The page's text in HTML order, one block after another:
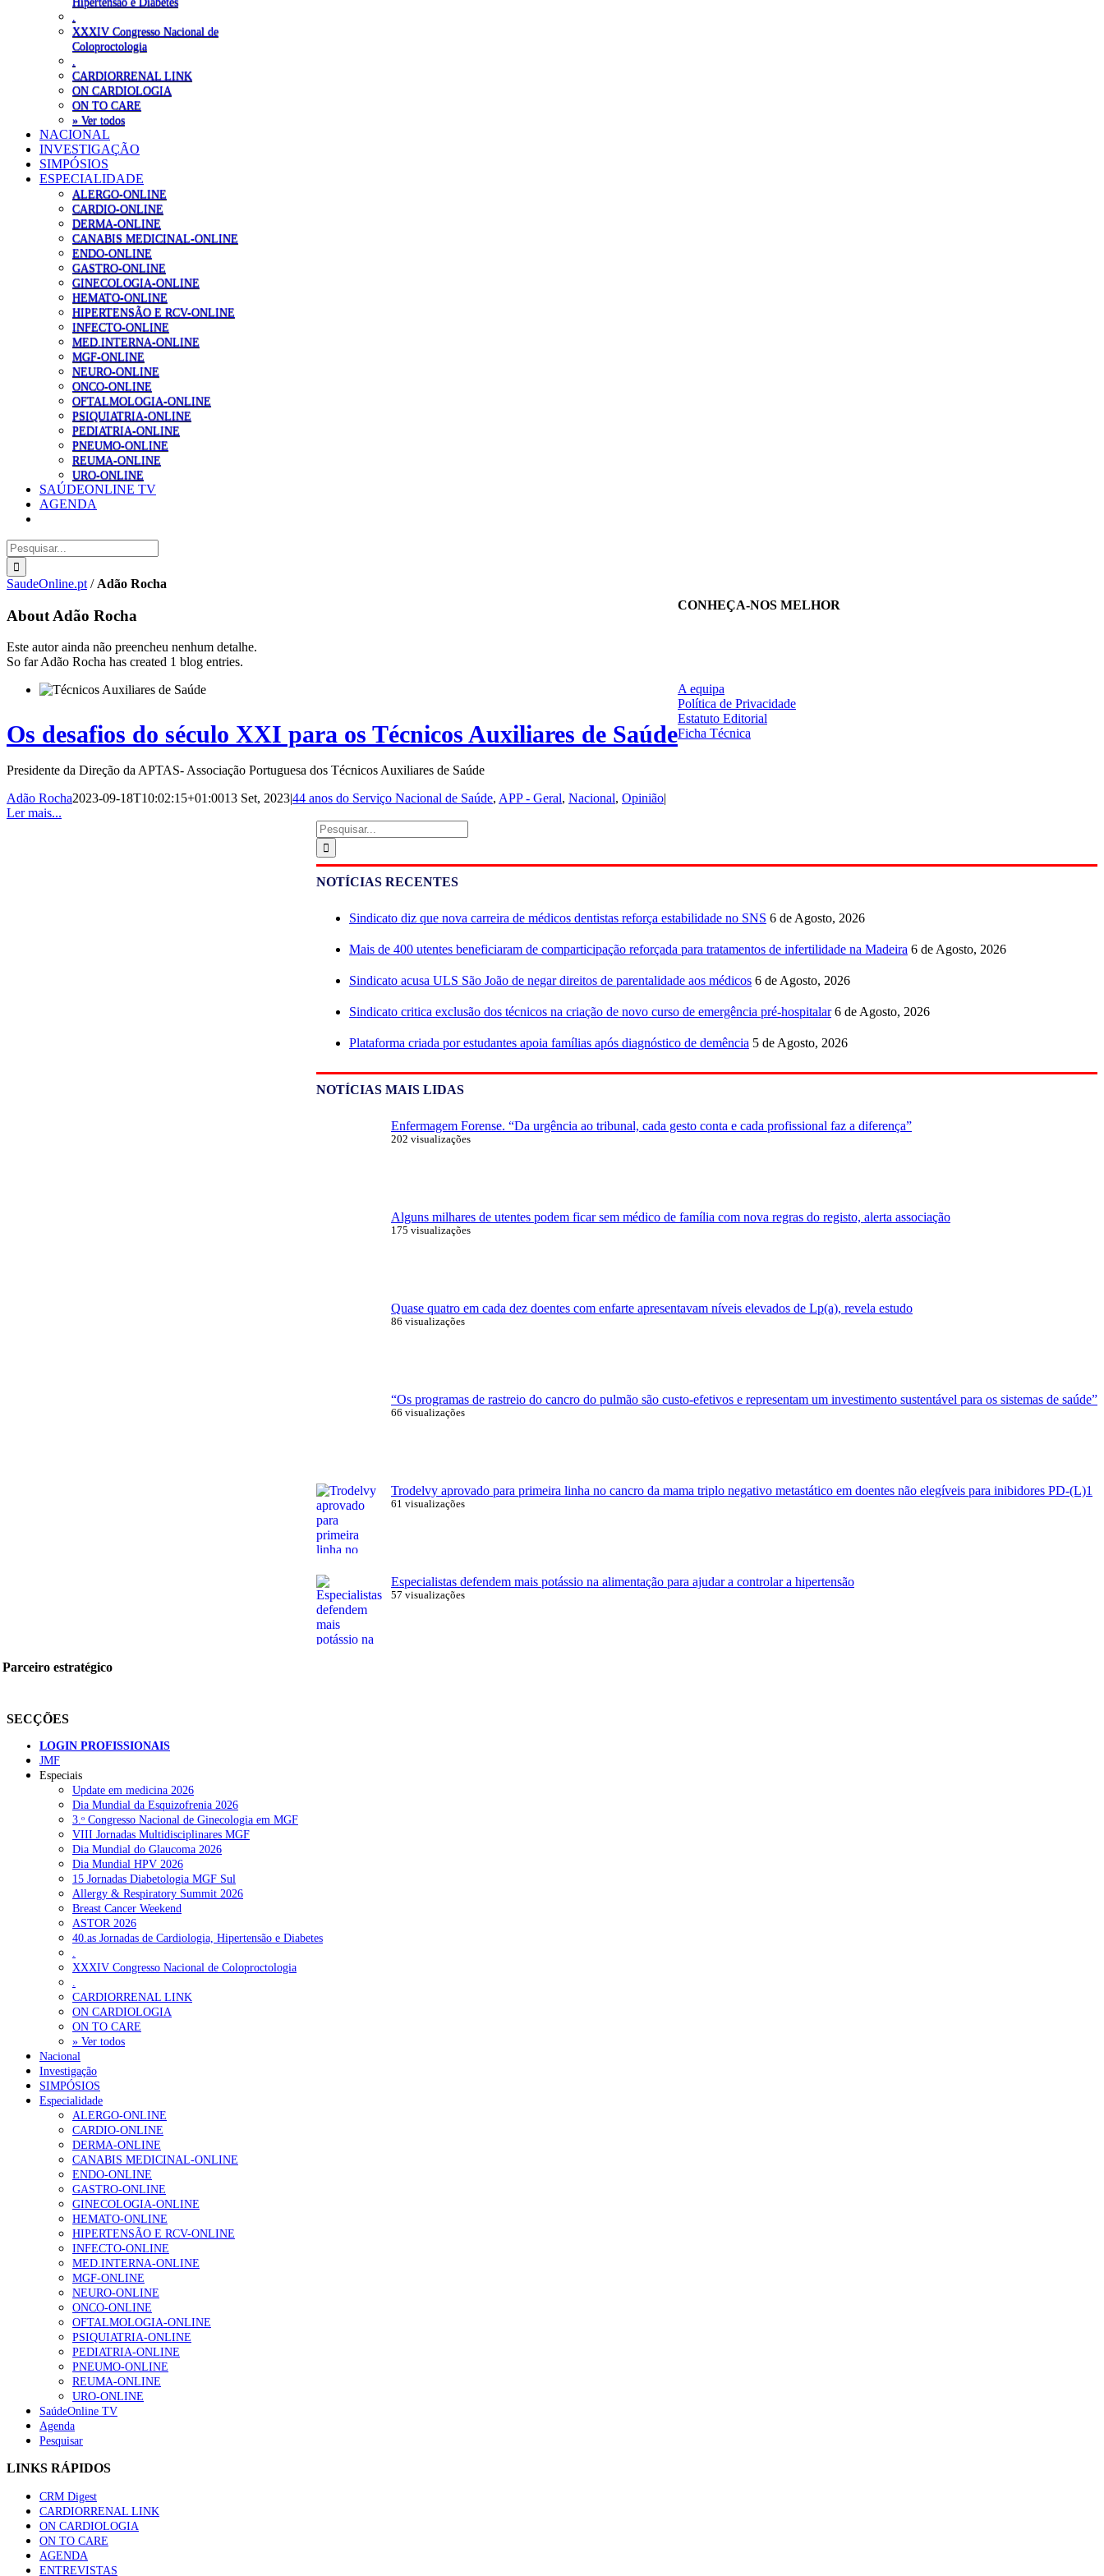
XXXIV Congresso Nacional de
Coloproctologia
CARDIORRENAL LINK
ON CARDIOLOGIA
ON TO CARE
» Ver todos
NACIONAL
INVESTIGAÇÃO
SIMPÓSIOS
ESPECIALIDADE
ALERGO-ONLINE
CARDIO-ONLINE
DERMA-ONLINE
CANABIS MEDICINAL-ONLINE
ENDO-ONLINE
GASTRO-ONLINE
GINECOLOGIA-ONLINE
HEMATO-ONLINE
HIPERTENSÃO E RCV-ONLINE
INFECTO-ONLINE
MED.INTERNA-ONLINE
MGF-ONLINE
NEURO-ONLINE
ONCO-ONLINE
OFTALMOLOGIA-ONLINE
PSIQUIATRIA-ONLINE
PEDIATRIA-ONLINE
PNEUMO-ONLINE
REUMA-ONLINE
URO-ONLINE
SAÚDEONLINE TV
AGENDA
Pesquisar
SaudeOnline.pt / Adão Rocha
About Adão Rocha
Este autor ainda não preencheu nenhum detalhe.
So far Adão Rocha has created 1 blog entries.
Os desafios do século XXI para os Técnicos Auxiliares de Saúde
Presidente da Direção da APTAS- Associação Portuguesa dos Técnicos Auxiliares de Saúde
Adão Rocha2023-09-18T10:02:15+01:0013 Set, 2023|44 anos do Serviço Nacional de Saúde, APP - Geral, Nacional, Opinião|
Ler mais...
Pesquisar
NOTÍCIAS RECENTES
Sindicato diz que nova carreira de médicos dentistas reforça estabilidade no SNS 6 de Agosto, 2026
Mais de 400 utentes beneficiaram de comparticipação reforçada para tratamentos de infertilidade na Madeira 6 de Agosto, 2026
Sindicato acusa ULS São João de negar direitos de parentalidade aos médicos 6 de Agosto, 2026
Sindicato critica exclusão dos técnicos na criação de novo curso de emergência pré-hospitalar 6 de Agosto, 2026
Plataforma criada por estudantes apoia famílias após diagnóstico de demência 5 de Agosto, 2026
NOTÍCIAS MAIS LIDAS
Enfermagem Forense. “Da urgência ao tribunal, cada gesto conta e cada profissional faz a diferença”
202 visualizações
Alguns milhares de utentes podem ficar sem médico de família com nova regras do registo, alerta associação
175 visualizações
Quase quatro em cada dez doentes com enfarte apresentavam níveis elevados de Lp(a), revela estudo
86 visualizações
“Os programas de rastreio do cancro do pulmão são custo-efetivos e representam um investimento sustentável para os sistemas de saúde”
66 visualizações
Trodelvy aprovado para primeira linha no cancro da mama triplo negativo metastático em doentes não elegíveis para inibidores PD-(L)1
61 visualizações
Especialistas defendem mais potássio na alimentação para ajudar a controlar a hipertensão
57 visualizações
CONHEÇA-NOS MELHOR
A equipa
Política de Privacidade
Estatuto Editorial
Ficha Técnica
Parceiro estratégico
SECÇÕES
LOGIN PROFISSIONAIS
JMF
Especiais
Update em medicina 2026
Dia Mundial da Esquizofrenia 2026
3.ᵒ Congresso Nacional de Ginecologia em MGF
VIII Jornadas Multidisciplinares MGF
Dia Mundial do Glaucoma 2026
Dia Mundial HPV 2026
15 Jornadas Diabetologia MGF Sul
Allergy & Respiratory Summit 2026
Breast Cancer Weekend
ASTOR 2026
40.as Jornadas de Cardiologia, Hipertensão e Diabetes
.
XXXIV Congresso Nacional de Coloproctologia
.
CARDIORRENAL LINK
ON CARDIOLOGIA
ON TO CARE
» Ver todos
Nacional
Investigação
SIMPÓSIOS
Especialidade
ALERGO-ONLINE
CARDIO-ONLINE
DERMA-ONLINE
CANABIS MEDICINAL-ONLINE
ENDO-ONLINE
GASTRO-ONLINE
GINECOLOGIA-ONLINE
HEMATO-ONLINE
HIPERTENSÃO E RCV-ONLINE
INFECTO-ONLINE
MED.INTERNA-ONLINE
MGF-ONLINE
NEURO-ONLINE
ONCO-ONLINE
OFTALMOLOGIA-ONLINE
PSIQUIATRIA-ONLINE
PEDIATRIA-ONLINE
PNEUMO-ONLINE
REUMA-ONLINE
URO-ONLINE
SaúdeOnline TV
Agenda
Pesquisar
LINKS RÁPIDOS
CRM Digest
CARDIORRENAL LINK
ON CARDIOLOGIA
ON TO CARE
AGENDA
ENTREVISTAS